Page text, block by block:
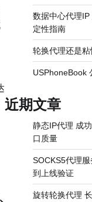
数据中心代理
定性指南
轮换代理还是
USPhoneBook
近期文章
静态IP代理 成
口质量
SOCKS5代理
到上线验证
旋转轮换代理